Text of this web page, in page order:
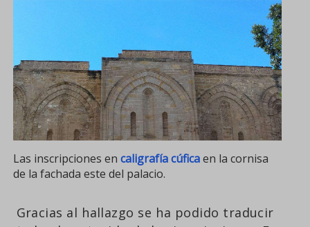
Las inscripciones encaligrafía cúficaen la cornisa
de la fachada este del palacio.
Gracias al hallazgo se ha podido traducir